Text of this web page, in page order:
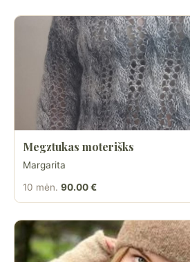
Megztukas moterišks
Margarita
10 mėn. 90.00 €